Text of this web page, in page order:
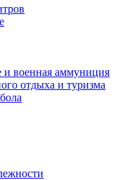
военная аммуниция
отдыха и туризма